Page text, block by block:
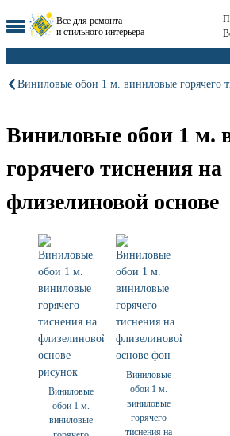
Все для ремонта
и стильного интерьера
Виниловые обои 1 м. виниловые горячего
Виниловые обои 1 м.
горячего тиснения на
флизелиновой основе
Виниловые
обои 1 м.
виниловые
Виниловые
обои 1 м.
виниловые
горячего
тиснения на